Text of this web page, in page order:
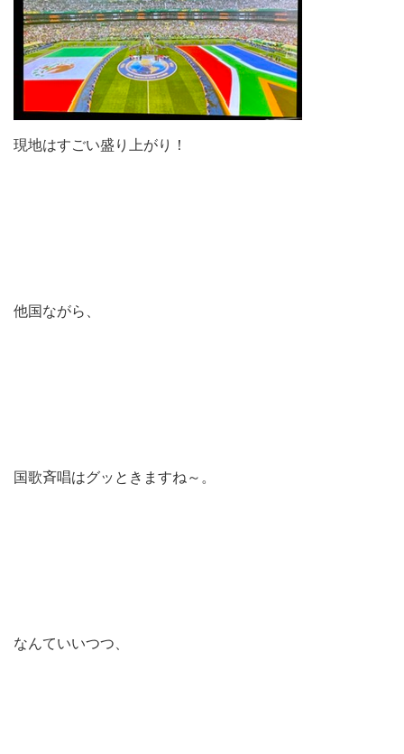
現地はすごい盛り上がり！
他国ながら、
国歌斉唱はグッときますね～。
なんていいつつ、